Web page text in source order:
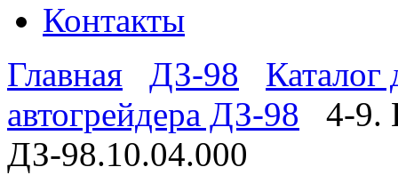
Контакты
Главная
ДЗ-98
Каталог
автогрейдера ДЗ-98
4-9.
ДЗ-98.10.04.000